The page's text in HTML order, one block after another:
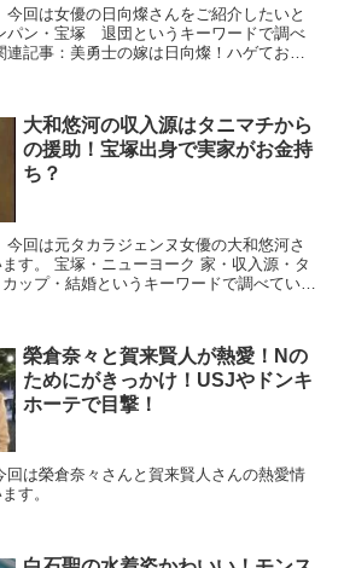
回は女優の日向燦さんをご紹介したいと
パン・宝塚 退団というキーワードで調べ
記事：美勇士の嫁は日向燦！ハゲておで
大和悠河の収入源はタニマチから
の援助！宝塚出身で実家がお金持
ち？
回は元タカラジェンヌ女優の大和悠河さ
す。 宝塚・ニューヨーク 家・収入源・タ
ップ・結婚というキーワードで調べていこ
榮倉奈々と賀来賢人が熱愛！Nの
ためにがきっかけ！USJやドンキ
ホーテで目撃！
回は榮倉奈々さんと賀来賢人さんの熱愛情
す。